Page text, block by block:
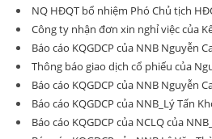
NQ HĐQT bổ nhiệm Phó Chủ tịch
Công ty nhận đơn xin nghỉ việc của
Báo cáo KQGDCP của NNB Nguyễn
Thông báo giao dịch cổ phiếu của
Báo cáo KQGDCP của NNB Nguyễn
Báo cáo KQGDCP của NNB_Lý Tấn
Báo cáo KQGDCP của NCLQ của